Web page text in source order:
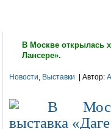
В Москве открылась
Лансере».
Новости, Выставки | Автор: